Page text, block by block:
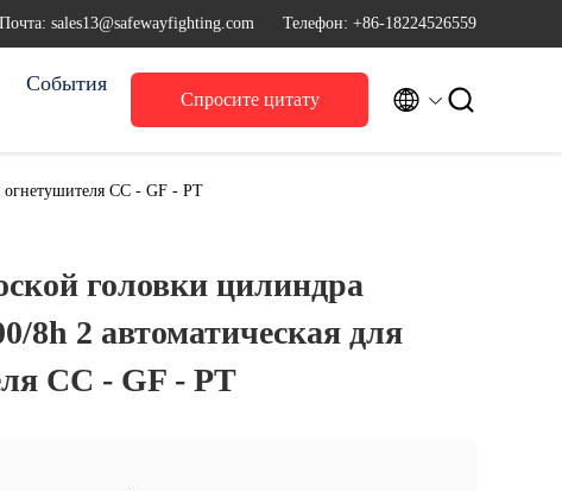
Почта: sales13@safewayfighting.com Телефон: +86-18224526559
События
Спросите цитату  
CC - GF - PT
головки цилиндра
8h 2 автоматическая для
CC - GF - PT